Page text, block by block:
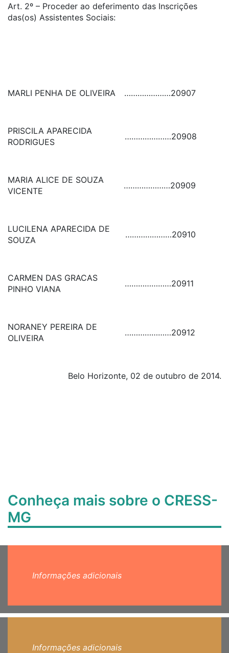
Art. 2º – Proceder ao deferimento das Inscrições
das(os) Assistentes Sociais:
MARLI PENHA DE OLIVEIRA …………………20907
PRISCILA APARECIDA
RODRIGUES
…………………20908
MARIA ALICE DE SOUZA
VICENTE
…………………20909
LUCILENA APARECIDA DE
SOUZA
…………………20910
CARMEN DAS GRACAS
PINHO VIANA
…………………20911
NORANEY PEREIRA DE
OLIVEIRA
…………………20912
Belo Horizonte, 02 de outubro de 2014.
Conheça mais sobre o CRESS-
MG
Informações adicionais
Informações adicionais